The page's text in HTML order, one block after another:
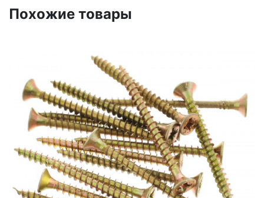
Похожие товары